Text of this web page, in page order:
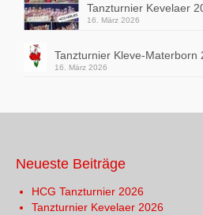
Tanzturnier Kevelaer
16. März 2026
Tanzturnier Kleve-Materborn
16. März 2026
Neueste Beiträge
HCG Tanzturnier 2026
Tanzturnier Kevelaer 2026